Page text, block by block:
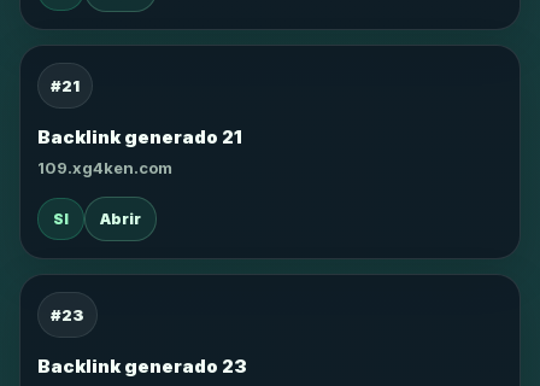
#21
Backlink generado 21
109.xg4ken.com
SI Abrir
#23
Backlink generado 23